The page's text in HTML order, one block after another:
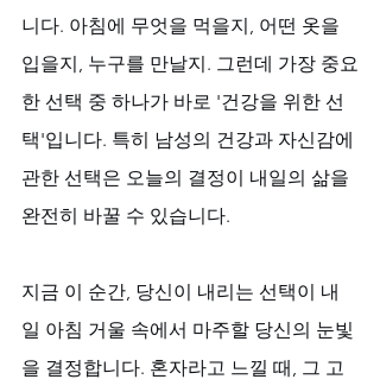
니다. 아침에 무엇을 먹을지, 어떤 옷을
입을지, 누구를 만날지. 그런데 가장 중요
한 선택 중 하나가 바로 '건강을 위한 선
택'입니다. 특히 남성의 건강과 자신감에
관한 선택은 오늘의 결정이 내일의 삶을
완전히 바꿀 수 있습니다.
지금 이 순간, 당신이 내리는 선택이 내
일 아침 거울 속에서 마주할 당신의 눈빛
을 결정합니다. 혼자라고 느낄 때, 그 고